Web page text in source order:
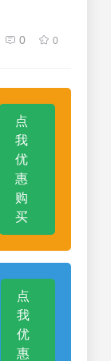
0 0
点
我
优
惠
购
买
点
我
优
惠